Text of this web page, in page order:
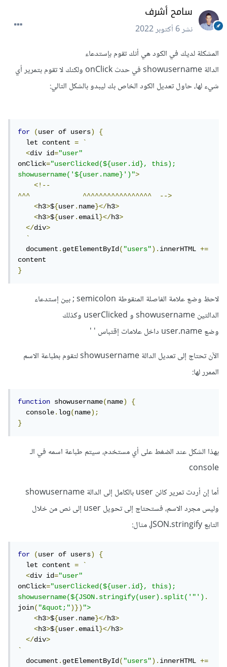
سامح أشرف
نشر6 أكتوبر 2022
المشكلة لديك في الكود هي أنك تقوم بإستدعاء
الدالة showusername في حدث onClick ولكنك لا تقوم بتمرير أي
شيء لها، حاول تعديل الكود الخاص بك ليبدو بالشكل التالي:
for (user of users)
{
  let content
=
`
<div id="user"
onClick="userClicked(${user.id}, this);
showusername('${user.name}')">
<!--
^^^
^^^^^^^^^^^^^^^^^
-->
<h3>${user.name}</h3>
<h3>${user.email}</h3>
</div>
`
  document
.getElementById("users").innerHTML +=
}
لاحظ وضع علامة الفاصلة المنقوطة semicolon ; بين إستدعاء
الدالتين showusername و userClicked وكذلك
وضع user.name داخل علامات إقتباس ' '
الآن تحتاج إلى تعديل الدالة showusername لتقوم بطباعة الاسم
الممرر لها:
function showusername(name)
{
  console
.log(name);
}
بهذا الشكل عند الضغط على أي مستخدم، سيتم طباعة اسمه في الـ
console
أما إن أردت تمرير كائن user بالكامل إلى الدالة showusername
وليس مجرد الاسم، فستحتاج إلى تحويل user إلى نص من خلال
التابع JSON.stringify، مثال:
for (user of users)
{
  let content
=
`
<div id="user"
onClick="userClicked(${user.id}, this);
showusername(${JSON.stringify(user).split('"').
join("&quot;")})">
<h3>${user.name}</h3>
<h3>${user.email}</h3>
</div>
`
  document
.getElementById("users").innerHTML +=